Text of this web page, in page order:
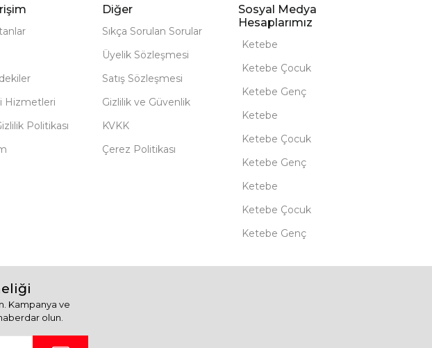
Hizmetleri
Politikası
Diğer
Sıkça Sorulan Sorular
Üyelik Sözleşmesi
Satış Sözleşmesi
Gizlilik ve Güvenlik
KVKK
Çerez Politikası
Sosyal Medya
Hesaplarımız
Ketebe
Ketebe Çocuk
Ketebe Genç
Ketebe
Ketebe Çocuk
Ketebe Genç
Ketebe
Ketebe Çocuk
Ketebe Genç
Kampanya ve
olun.